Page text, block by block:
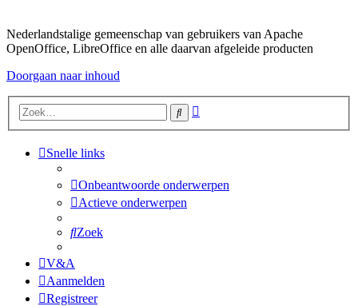
Nederlandstalige gemeenschap van gebruikers van Apache
OpenOffice, LibreOffice en alle daarvan afgeleide producten
Doorgaan naar inhoud
Zoek
Snelle links
Onbeantwoorde onderwerpen
Actieve onderwerpen
Zoek
V&A
Aanmelden
Registreer